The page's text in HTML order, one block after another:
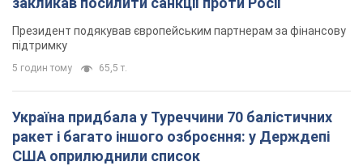
Президент подякував європейським партнерам за фінансову
підтримку
5 годин тому 65,5 т.
Україна придбала у Туреччини 70 балістичних
ракет і багато іншого озброєння: у Держдепі
США оприлюднили список